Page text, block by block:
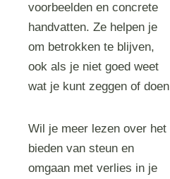
voorbeelden en concrete
handvatten. Ze helpen je
om betrokken te blijven,
ook als je niet goed weet
wat je kunt zeggen of doen
Wil je meer lezen over het
bieden van steun en
omgaan met verlies in je